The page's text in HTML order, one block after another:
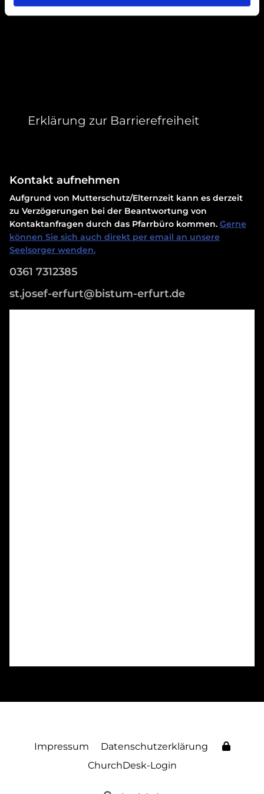
Erklärung zur Barrierefreiheit
Kontakt aufnehmen
Aufgrund von Mutterschutz/Elternzeit kann es derzeit
zu Verzögerungen bei der Beantwortung von
Kontaktanfragen durch das Pfarrbüro kommen. Gerne
können Sie sich auch direkt per email an unsere
Seelsorger wenden.
0361 7312385
st.josef-erfurt@bistum-erfurt.de
Impressum
Datenschutzerklärung
ChurchDesk-Login